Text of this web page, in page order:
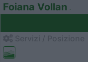
Foiana Vollan